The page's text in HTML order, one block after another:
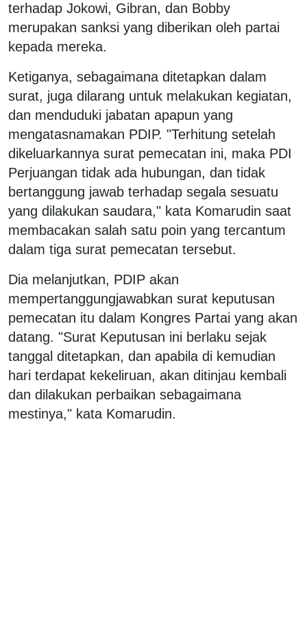
terhadap Jokowi, Gibran, dan Bobby
merupakan sanksi yang diberikan oleh partai
kepada mereka.
Ketiganya, sebagaimana ditetapkan dalam
surat, juga dilarang untuk melakukan kegiatan,
dan menduduki jabatan apapun yang
mengatasnamakan PDIP. "Terhitung setelah
dikeluarkannya surat pemecatan ini, maka PDI
Perjuangan tidak ada hubungan, dan tidak
bertanggung jawab terhadap segala sesuatu
yang dilakukan saudara," kata Komarudin saat
membacakan salah satu poin yang tercantum
dalam tiga surat pemecatan tersebut.
Dia melanjutkan, PDIP akan
mempertanggungjawabkan surat keputusan
pemecatan itu dalam Kongres Partai yang akan
datang. "Surat Keputusan ini berlaku sejak
tanggal ditetapkan, dan apabila di kemudian
hari terdapat kekeliruan, akan ditinjau kembali
dan dilakukan perbaikan sebagaimana
mestinya," kata Komarudin.